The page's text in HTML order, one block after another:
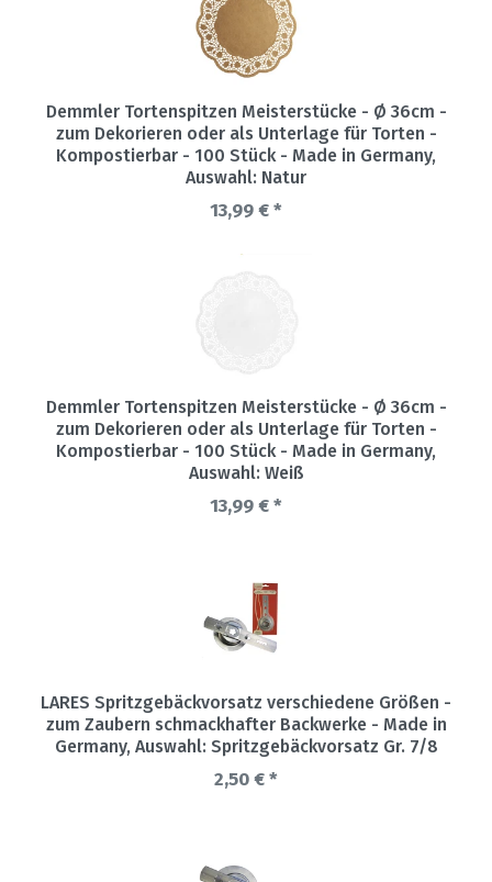
Demmler Tortenspitzen Meisterstücke - Ø 36cm -
zum Dekorieren oder als Unterlage für Torten -
Kompostierbar - 100 Stück - Made in Germany,
Auswahl: Natur
13,99 € *
Demmler Tortenspitzen Meisterstücke - Ø 36cm -
zum Dekorieren oder als Unterlage für Torten -
Kompostierbar - 100 Stück - Made in Germany,
Auswahl: Weiß
13,99 € *
LARES Spritzgebäckvorsatz verschiedene Größen -
zum Zaubern schmackhafter Backwerke - Made in
Germany, Auswahl: Spritzgebäckvorsatz Gr. 7/8
2,50 € *